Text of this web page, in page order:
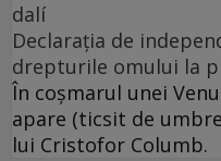
dalí
Declarația de
drepturile omului la
În coșmarul unei
apare (ticsit de
lui Cristofor Columb.